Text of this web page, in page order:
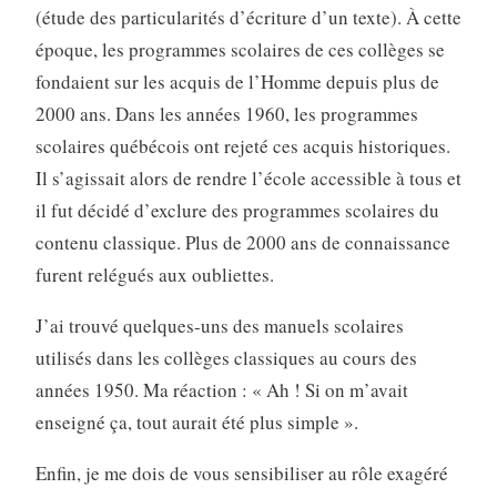
(étude des particularités d’écriture d’un texte). À cette
époque, les programmes scolaires de ces collèges se
fondaient sur les acquis de l’Homme depuis plus de
2000 ans. Dans les années 1960, les programmes
scolaires québécois ont rejeté ces acquis historiques.
Il s’agissait alors de rendre l’école accessible à tous et
il fut décidé d’exclure des programmes scolaires du
contenu classique. Plus de 2000 ans de connaissance
furent relégués aux oubliettes.
J’ai trouvé quelques-uns des manuels scolaires
utilisés dans les collèges classiques au cours des
années 1950. Ma réaction : « Ah ! Si on m’avait
enseigné ça, tout aurait été plus simple ».
Enfin, je me dois de vous sensibiliser au rôle exagéré